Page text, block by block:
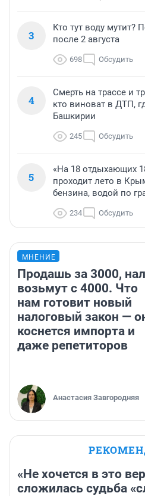
3
Кто тут воду мутит?
после 2 августа
698 Обсудить
4
Смерть на трассе и
кто виноват в ДТП,
Башкирии
245 Обсудить
5
«На 18 отдыхающих
проходит лето в
бензина, водой по
234 Обсудить
МНЕНИЕ
Продашь за 3000,
возьмут с 4000. Что
нам готовит новый
налоговый закон —
коснется импорта и
даже репетиторов
Анастасия Завгородняя
«Не хочется в это
сложилась судьба